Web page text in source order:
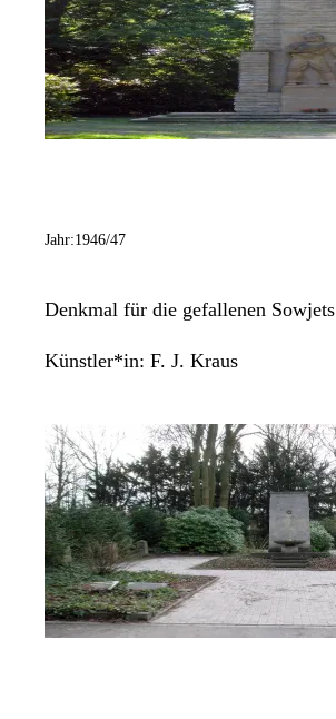
Jahr:1946/47
Denkmal für die gefallenen Sowjets
Künstler*in: F. J. Kraus